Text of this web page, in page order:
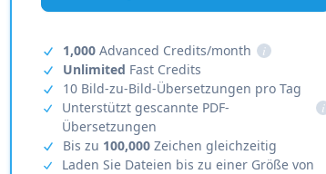
1,000 Advanced Credits/month
i
Unlimited Fast Credits
10 Bild-zu-Bild-Übersetzungen pro Tag
Unterstützt gescannte PDF-
Übersetzungen
i
Bis zu 100,000 Zeichen gleichzeitig
Laden Sie Dateien bis zu einer Größe von